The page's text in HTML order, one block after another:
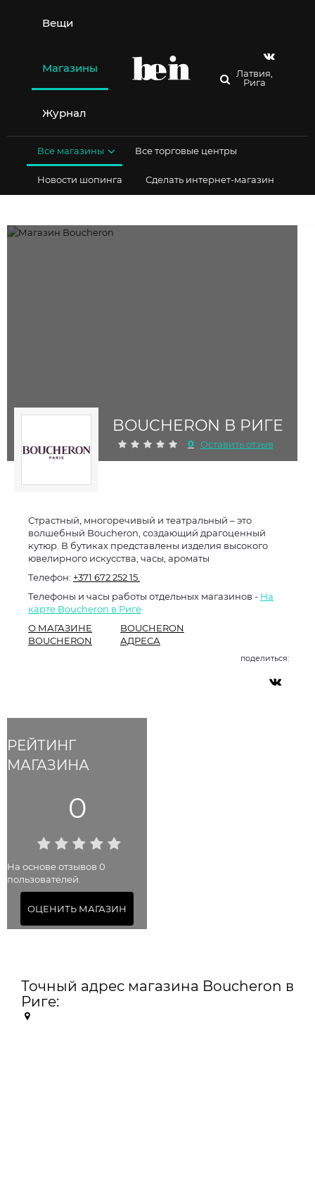
содержимому
Вещи
Магазины
Журнал
Латвия,
Рига
Все магазины Все торговые центры
Новости шопинга Сделать интернет-магазин
BOUCHERON В РИГЕ
0 Оставить отзыв
РЕЙТИНГ
МАГАЗИНА
0
На основе отзывов 0
пользователей.
ОЦЕНИТЬ МАГАЗИН
Страстный, многоречивый и театральный – это
волшебный Boucheron, создающий драгоценный
кутюр. В бутиках представлены изделия высокого
ювелирного искусства, часы, ароматы
Телефон: +371 672 252 15.
Телефоны и часы работы отдельных магазинов - На
карте Boucheron в Риге
О МАГАЗИНЕ
BOUCHERON
BOUCHERON
АДРЕСА
поделиться:
Точный адрес магазина Boucheron в
Риге: